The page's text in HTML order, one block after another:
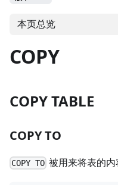
本页总览
COPY
COPY TABLE
COPY TO
COPY TO 被用来将表的内